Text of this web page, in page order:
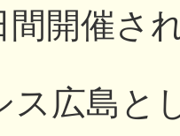
間開催さ
ス広島と